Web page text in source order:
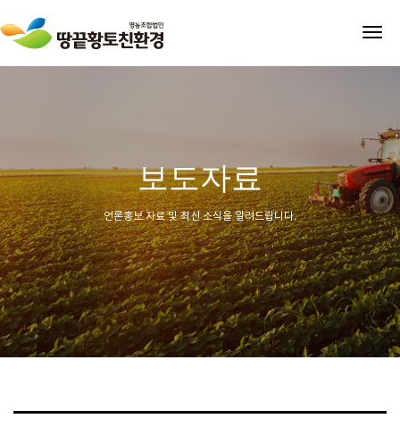
보도자료
언론홍보 자료 및 최신 소식을 알려드립니다.